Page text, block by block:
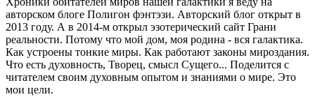
авторском блоге Полигон фэнтэзи. Авторский блог открыт в
2013 году. А в 2014-м открыл эзотерический сайт Грани
реальности. Потому что мой дом, моя родина - вся галактика.
Как устроены тонкие миры. Как работают законы мироздания.
Что есть духовность, Творец, смысл Сущего... Поделится с
читателем своим духовным опытом и знаниями о мире. Это
мои цели.